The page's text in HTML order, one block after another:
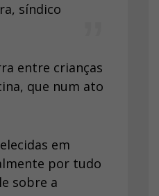
síndico
entre crianças
que num ato
em
por tudo
sobre a